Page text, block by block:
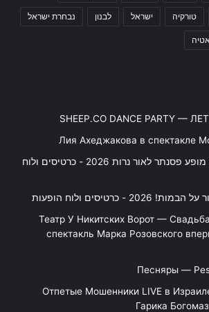
טורקיה ישראל לבנון נבחרת ישראל
SHEEP.CO DANCE PARTY —
Лия Ахеджакова в спектакле
משופן ועד AC/DC - מופע פסנתר לאור נרות 2026 - כרטיסים ולוח
כרטיסים ולוח הופעות
"Театр У Никитских Ворот —
спектакль Марка Розовского
Отпетые Мошенники LIVE в
Гарика